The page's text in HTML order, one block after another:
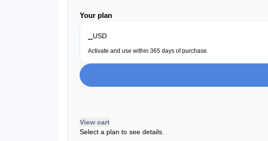
Your plan
--USD
Activate and use within 365 days of purchase.
View cart
Select a plan to see details.